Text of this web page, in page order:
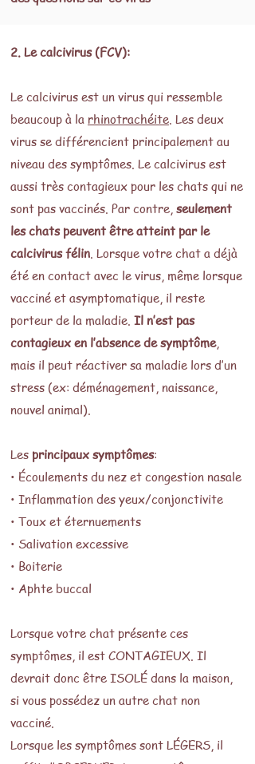
2. Le calcivirus (FCV):
Le calcivirus est un virus qui ressemble
beaucoup à la rhinotrachéite . Les deux
virus se différencient principalement au
niveau des symptômes. Le calcivirus est
aussi très contagieux pour les chats qui ne
sont pas vaccinés. Par contre, seulement
les chats peuvent être atteint par le
calcivirus félin . Lorsque votre chat a déjà
été en contact avec le virus, même lorsque
vacciné et asymptomatique, il reste
porteur de la maladie. Il n’est pas
contagieux en l’absence de symptôme,
mais il peut réactiver sa maladie lors d’un
stress (ex: déménagement, naissance,
nouvel animal).
Les principaux symptômes:
• Écoulements du nez et congestion nasale
• Inflammation des yeux/conjonctivite
• Toux et éternuements
• Salivation excessive
• Boiterie
• Aphte buccal
Lorsque votre chat présente ces
symptômes, il est CONTAGIEUX. Il
devrait donc être ISOLÉ dans la maison,
si vous possédez un autre chat non
vacciné.
Lorsque les symptômes sont LÉGERS, il